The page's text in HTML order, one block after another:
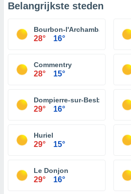
Belangrijkste steden
Bourbon-l'Archambault
28° 16°
Commentry
28° 15°
Dompierre-sur-Besbre
29° 16°
Huriel
29° 15°
Le Donjon
29° 16°